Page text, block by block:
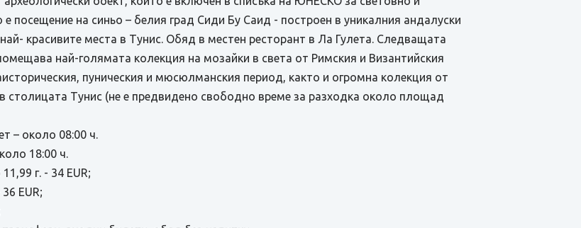
посещение на синьо – белия град Сиди Бу Саид - построен в уникалния андалуски
красивите места в Тунис. Обяд в местен ресторант в Ла Гулета. Следващата
най-голямата колекция на мозайки в света от Римския и Византийския
пуническия и мюсюлманския период, както и огромна колекция от
столицата Тунис (не е предвидено свободно време за разходка около площад
– около 08:00 ч.
18:00 ч.
г. - 34 EUR;
EUR;